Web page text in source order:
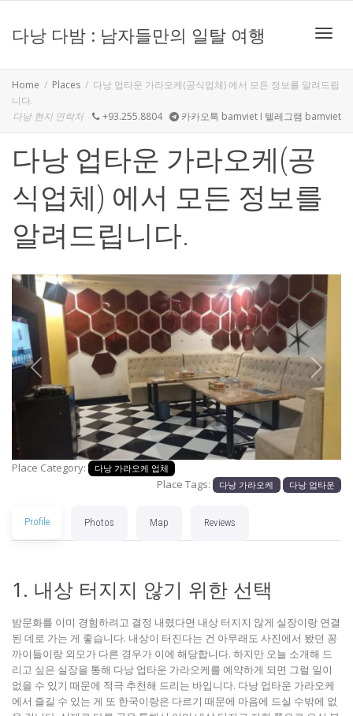
다낭 다밤 : 남자들만의 일탈 여행
Home Places
다낭 업타운 가라오케(공식업체) 에서 모든 정보를 알려드립
니다.
다낭 현지 연락처
+93.255.8804 카카오톡 bamviet I 텔레그램 bamviet
다낭 업타운 가라오케(공
식업체) 에서 모든 정보를
알려드립니다.
Previous Next
Place Category: 다낭 가라오케 업체
Place Tags: 다낭 가라오케 다낭 업타운
Profile Photos Map Reviews
1. 내상 터지지 않기 위한 선택
밤문화를 이미 경험하려고 결정 내렸다면 내상 터지지 않게 실장이랑 연결
된 데로 가는 게 좋습니다. 내상이 터진다는 건 아무래도 사진에서 봤던 꽁
까이들이랑 외모가 다른 경우가 이에 해당합니다. 하지만 오늘 소개해 드
리고 싶은 실장을 통해 다낭 업타운 가라오케를 예약하게 되면 그럴 일이
없을 수 있기 때문에 적극 추천해 드리는 바입니다. 다낭 업타운 가라오케
에서 즐길 수 있는 게 또 한국이랑은 다르기 때문에 마음에 드실 수밖에 없